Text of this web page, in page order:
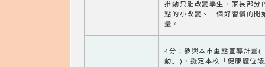
推動只能改變學生、家長部分
點的小改變、一個好習慣的開
量。
4分：參與本市重點宣導計畫
動」)，擬定本校「健康體位